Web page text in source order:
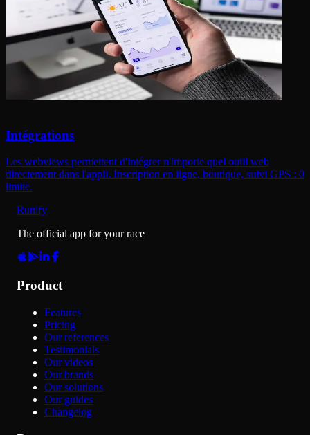
Intégrations
Les webviews permettent d'intégrer n'importe quel outil web
directement dans l'appli. Inscription en ligne, boutique, suivi GPS : 0
limite.
Runify
The official app for your race
Product
Features
Pricing
Our references
Testimonials
Our videos
Our brands
Our solutions
Our guides
Changelog